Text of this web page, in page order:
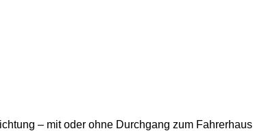
– mit oder ohne Durchgang zum Fahrerhaus